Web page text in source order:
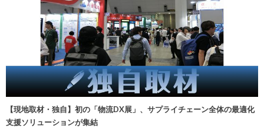
【現地取材・独自】初の「物流DX展」、サプライチェーン全体の最適化
支援ソリューションが集結